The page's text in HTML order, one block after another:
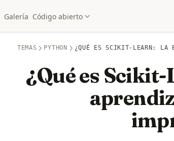
Galería Código abierto
TEMAS PYTHON ¿QUÉ ES SCIKIT-LEARN: LA
¿Qué es